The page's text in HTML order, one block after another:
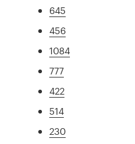
645
456
1084
777
422
514
230